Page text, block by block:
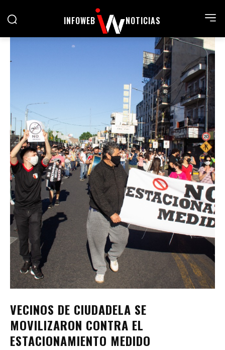
INFOWEB NOTICIAS
VECINOS DE CIUDADELA SE
MOVILIZARON CONTRA EL
ESTACIONAMIENTO MEDIDO